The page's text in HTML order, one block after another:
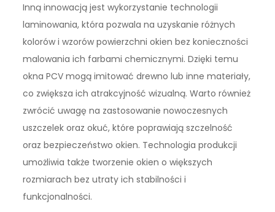
Inną innowacją jest wykorzystanie technologii
laminowania, która pozwala na uzyskanie różnych
kolorów i wzorów powierzchni okien bez konieczności
malowania ich farbami chemicznymi. Dzięki temu
okna PCV mogą imitować drewno lub inne materiały,
co zwiększa ich atrakcyjność wizualną. Warto również
zwrócić uwagę na zastosowanie nowoczesnych
uszczelek oraz okuć, które poprawiają szczelność
oraz bezpieczeństwo okien. Technologia produkcji
umożliwia także tworzenie okien o większych
rozmiarach bez utraty ich stabilności i
funkcjonalności.